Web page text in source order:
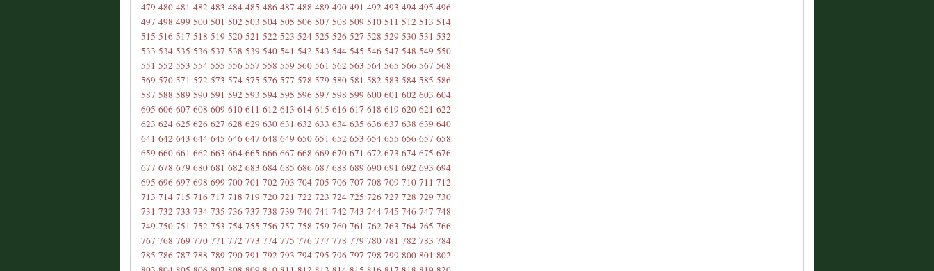
479 480 481 482 483 484 485 486 487 488 489 490 491 492 493 494 495 496
497 498 499 500 501 502 503 504 505 506 507 508 509 510 511 512 513 514
515 516 517 518 519 520 521 522 523 524 525 526 527 528 529 530 531 532
533 534 535 536 537 538 539 540 541 542 543 544 545 546 547 548 549 550
551 552 553 554 555 556 557 558 559 560 561 562 563 564 565 566 567 568
569 570 571 572 573 574 575 576 577 578 579 580 581 582 583 584 585 586
587 588 589 590 591 592 593 594 595 596 597 598 599 600 601 602 603 604
605 606 607 608 609 610 611 612 613 614 615 616 617 618 619 620 621 622
623 624 625 626 627 628 629 630 631 632 633 634 635 636 637 638 639 640
641 642 643 644 645 646 647 648 649 650 651 652 653 654 655 656 657 658
659 660 661 662 663 664 665 666 667 668 669 670 671 672 673 674 675 676
677 678 679 680 681 682 683 684 685 686 687 688 689 690 691 692 693 694
695 696 697 698 699 700 701 702 703 704 705 706 707 708 709 710 711 712
713 714 715 716 717 718 719 720 721 722 723 724 725 726 727 728 729 730
731 732 733 734 735 736 737 738 739 740 741 742 743 744 745 746 747 748
749 750 751 752 753 754 755 756 757 758 759 760 761 762 763 764 765 766
767 768 769 770 771 772 773 774 775 776 777 778 779 780 781 782 783 784
785 786 787 788 789 790 791 792 793 794 795 796 797 798 799 800 801 802